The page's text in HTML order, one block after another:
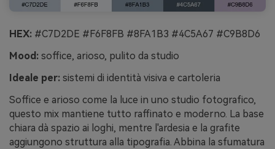
HEX: #C7D2DE #F6F8FB #8FA1B3 #4C5A67 #C9B8D6
Mood: soffice, arioso, pulito da studio
Ideale per: sistemi di identità visiva e cartoleria
Soffice e arioso come la luce in uno studio fotografico,
questo mix mantiene tutto raffinato e moderno. La base
chiara dà spazio ai loghi, mentre l'ardesia e la grafite
aggiungono struttura alla tipografia. Abbina la sfumatura